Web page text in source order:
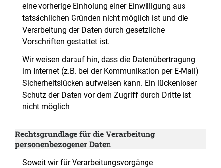
eine vorherige Einholung einer Einwilligung aus
tatsächlichen Gründen nicht möglich ist und die
Verarbeitung der Daten durch gesetzliche
Vorschriften gestattet ist.
Wir weisen darauf hin, dass die Datenübertragung
im Internet (z.B. bei der Kommunikation per E-Mail)
Sicherheitslücken aufweisen kann. Ein lückenloser
Schutz der Daten vor dem Zugriff durch Dritte ist
nicht möglich
Rechtsgrundlage für die Verarbeitung
personenbezogener Daten
Soweit wir für Verarbeitungsvorgänge